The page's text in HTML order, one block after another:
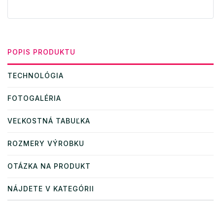
POPIS PRODUKTU
TECHNOLÓGIA
FOTOGALÉRIA
VEĽKOSTNÁ TABUĽKA
ROZMERY VÝROBKU
OTÁZKA NA PRODUKT
NÁJDETE V KATEGÓRII